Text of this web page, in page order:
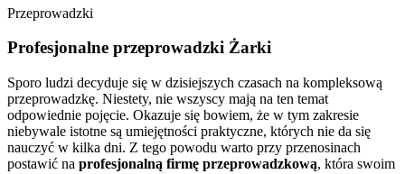
Przeprowadzki
Profesjonalne przeprowadzki Żarki
Sporo ludzi decyduje się w dzisiejszych czasach na kompleksową
przeprowadzkę. Niestety, nie wszyscy mają na ten temat
odpowiednie pojęcie. Okazuje się bowiem, że w tym zakresie
niebywale istotne są umiejętności praktyczne, których nie da się
nauczyć w kilka dni. Z tego powodu warto przy przenosinach
postawić na profesjonalną firmę przeprowadzkową, która swoim